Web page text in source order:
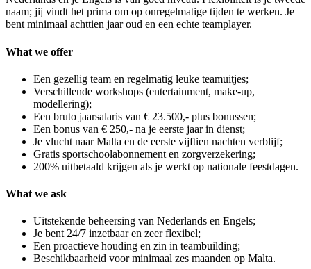
naam; jij vindt het prima om op onregelmatige tijden te werken. Je
bent minimaal achttien jaar oud en een echte teamplayer.
What we offer
Een gezellig team en regelmatig leuke teamuitjes;
Verschillende workshops (entertainment, make-up,
modellering);
Een bruto jaarsalaris van € 23.500,- plus bonussen;
Een bonus van € 250,- na je eerste jaar in dienst;
Je vlucht naar Malta en de eerste vijftien nachten verblijf;
Gratis sportschoolabonnement en zorgverzekering;
200% uitbetaald krijgen als je werkt op nationale feestdagen.
What we ask
Uitstekende beheersing van Nederlands en Engels;
Je bent 24/7 inzetbaar en zeer flexibel;
Een proactieve houding en zin in teambuilding;
Beschikbaarheid voor minimaal zes maanden op Malta.